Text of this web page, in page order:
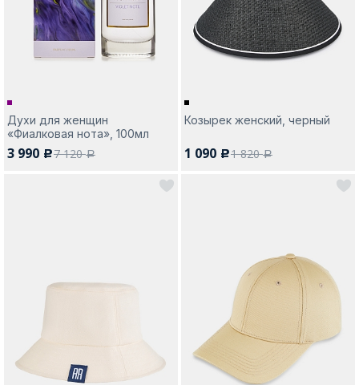
Духи для женщин
«Фиалковая нота», 100мл
3 990 c7 120a
Козырек женский, черный
1 090 c1 820a